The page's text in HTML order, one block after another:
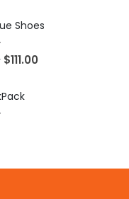
Shoes
of 5
$111.00
5